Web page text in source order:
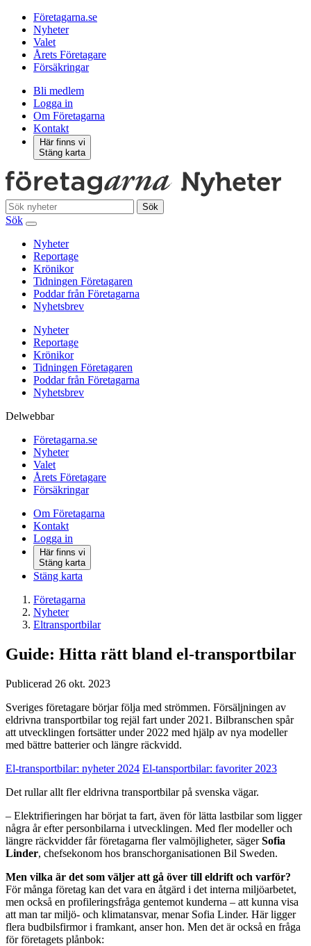
Företagarna.se
Nyheter
Valet
Årets Företagare
Försäkringar
Bli medlem
Logga in
Om Företagarna
Kontakt
Här finns vi
Stäng karta
Sök
Sök
Nyheter
Reportage
Krönikor
Tidningen Företagaren
Poddar från Företagarna
Nyhetsbrev
Nyheter
Reportage
Krönikor
Tidningen Företagaren
Poddar från Företagarna
Nyhetsbrev
Delwebbar
Företagarna.se
Nyheter
Valet
Årets Företagare
Försäkringar
Om Företagarna
Kontakt
Logga in
Här finns vi
Stäng karta
Stäng karta
Företagarna
Nyheter
Eltransportbilar
Guide: Hitta rätt bland el-transportbilar
Publicerad 26 okt. 2023
Sveriges företagare börjar följa med strömmen. Försäljningen av
eldrivna transportbilar tog rejäl fart under 2021. Bilbranschen spår
att utvecklingen fortsätter under 2022 med hjälp av nya modeller
med bättre batterier och längre räckvidd.
El-transportbilar: nyheter 2024 El-tansportbilar: favoriter 2023
Det rullar allt fler eldrivna transportbilar på svenska vägar.
– Elektrifieringen har börjat ta fart, även för lätta lastbilar som ligger
några år efter personbilarna i utvecklingen. Med fler modeller och
längre räckvidder får företagarna fler valmöjligheter, sägerSofia
Linder, chefsekonom hos branschorganisationen Bil Sweden.
Men vilka är det som väljer att gå över till eldrift och varför?
För många företag kan det vara en åtgärd i det interna miljöarbetet,
men också en profileringsfråga gentemot kunderna – att kunna visa
att man tar miljö- och klimatansvar, menar Sofia Linder. Här ligger
flera budbilsfirmor i framkant, anser hon. Men det är också en fråga
för företagets plånbok: